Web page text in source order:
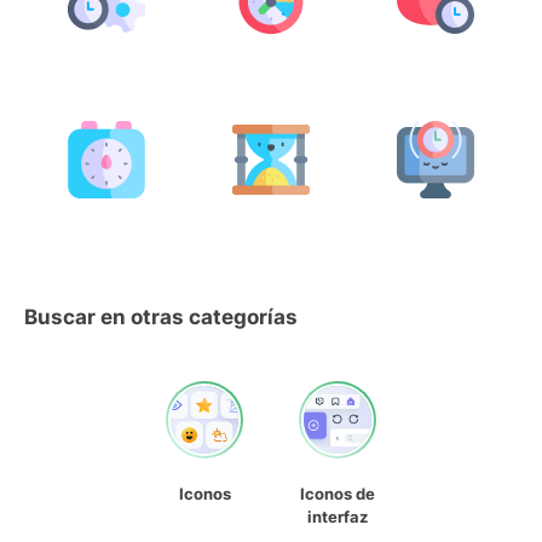
Buscar en otras categorías
Iconos
Iconos de
interfaz